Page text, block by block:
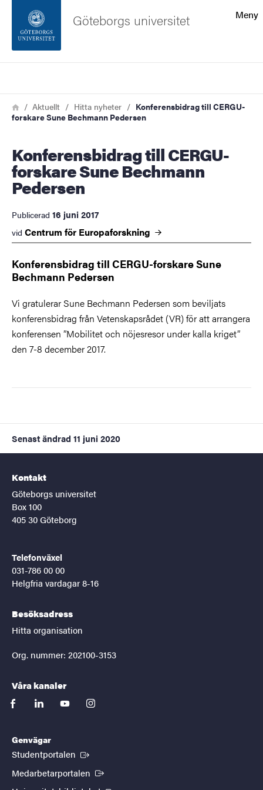
Sidfoten
Om webbplatsen
Meny
Göteborgs universitet
Länkstig
HemAktuellt Hitta nyheter
Konferensbidrag till CERGU-
forskare Sune Bechmann Pedersen
Konferensbidrag till CERGU-
forskare Sune Bechmann
Pedersen
Publicerad 16 juni 2017
vid Centrum för Europaforskning
Konferensbidrag till CERGU-forskare Sune
Bechmann Pedersen
Vi gratulerar Sune Bechmann Pedersen som beviljats
konferensbidrag från Vetenskapsrådet (VR) för att arrangera
konferensen ”Mobilitet och nöjesresor under kalla kriget”
den 7-8 december 2017.
Senast ändrad 11 juni 2020
Kontakt
Göteborgs universitet
Box 100
405 30 Göteborg
Telefonväxel
031-786 00 00
Helgfria vardagar 8-16
Besöksadress
Hitta organisation
Org. nummer: 202100-3153
Våra kanaler
facebooklinkedinyoutubeinstagram
Genvägar
Studentportalen (Extern länk)
Medarbetarportalen (Extern länk)